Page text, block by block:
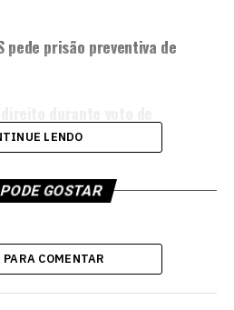
pede prisão preventiva de
INSS LENDO
GOSTAR
COMENTAR